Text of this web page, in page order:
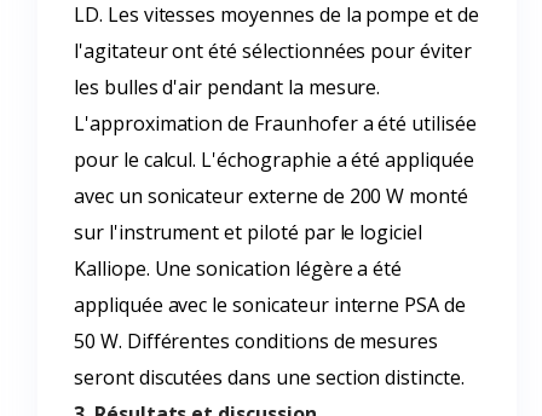
LD. Les vitesses moyennes de la pompe et de
l'agitateur ont été sélectionnées pour éviter
les bulles d'air pendant la mesure.
L'approximation de Fraunhofer a été utilisée
pour le calcul. L'échographie a été appliquée
avec un sonicateur externe de 200 W monté
sur l'instrument et piloté par le logiciel
Kalliope. Une sonication légère a été
appliquée avec le sonicateur interne PSA de
50 W. Différentes conditions de mesures
seront discutées dans une section distincte.